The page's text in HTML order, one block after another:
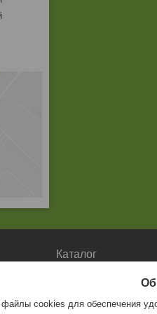
Каталог
cookies для обеспечения